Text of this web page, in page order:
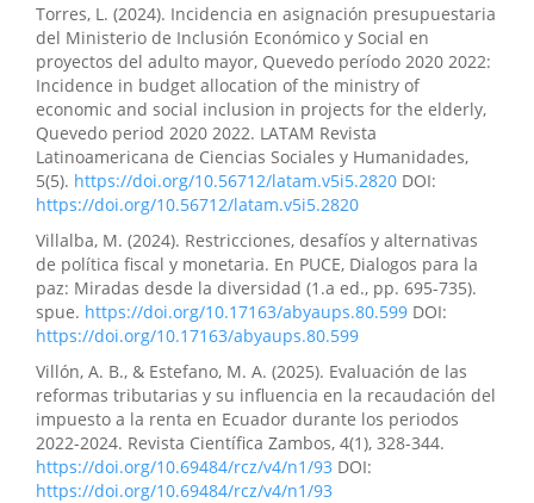
Torres, L. (2024). Incidencia en asignación presupuestaria
del Ministerio de Inclusión Económico y Social en
proyectos del adulto mayor, Quevedo período 2020 2022:
Incidence in budget allocation of the ministry of
economic and social inclusion in projects for the elderly,
Quevedo period 2020 2022. LATAM Revista
Latinoamericana de Ciencias Sociales y Humanidades,
5(5). https://doi.org/10.56712/latam.v5i5.2820 DOI:
https://doi.org/10.56712/latam.v5i5.2820
Villalba, M. (2024). Restricciones, desafíos y alternativas
de política fiscal y monetaria. En PUCE, Dialogos para la
paz: Miradas desde la diversidad (1.a ed., pp. 695-735).
spue. https://doi.org/10.17163/abyaups.80.599 DOI:
https://doi.org/10.17163/abyaups.80.599
Villón, A. B., & Estefano, M. A. (2025). Evaluación de las
reformas tributarias y su influencia en la recaudación del
impuesto a la renta en Ecuador durante los periodos
2022-2024. Revista Científica Zambos, 4(1), 328-344.
https://doi.org/10.69484/rcz/v4/n1/93 DOI:
https://doi.org/10.69484/rcz/v4/n1/93